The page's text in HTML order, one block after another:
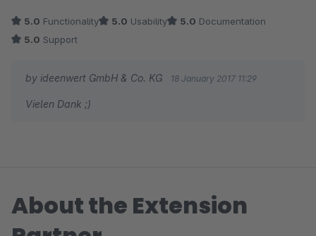
Kompliment an die Entwickler und danke für das sehr nette
und hilfsbereite Gespräch!
Gruß Marcel
5.0 Functionality 5.0 Usability 5.0 Documentation
5.0 Support
by ideenwert GmbH & Co. KG 18 January 2017 11:29
Vielen Dank ;)
About the Extension